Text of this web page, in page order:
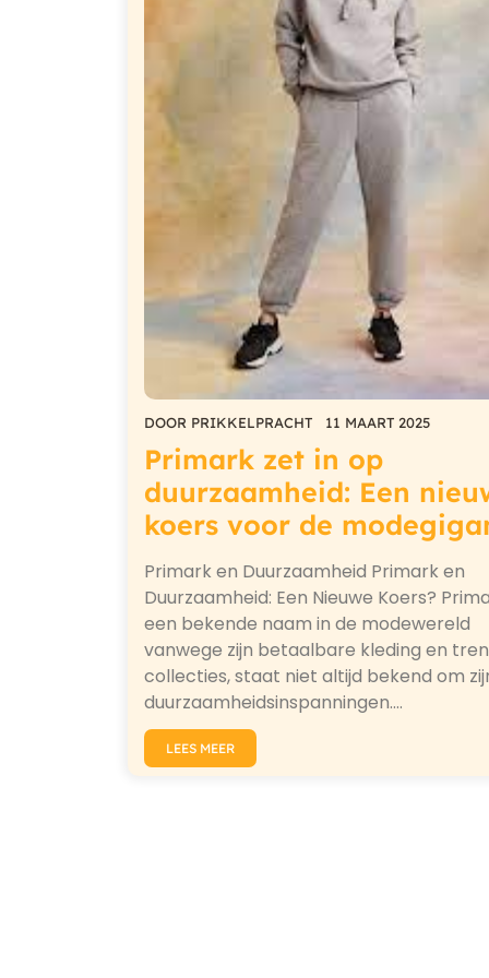
DOOR PRIKKELPRACHT 11 MAART 2025
Primark zet in op
duurzaamheid: Een
koers voor de
Primark en Duurzaamheid Primark en
Duurzaamheid: Een Nieuwe Koers?
een bekende naam in de modewereld
vanwege zijn betaalbare kleding en
collecties, staat niet altijd bekend om
duurzaamheidsinspanningen.…
LEES MEER